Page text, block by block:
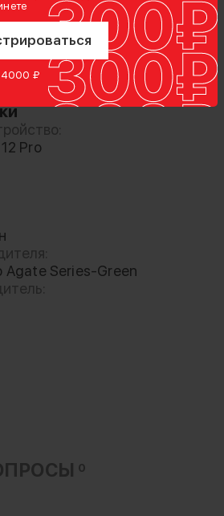
4000 ₽
из термополиуретана и
и камеры защищены
этом не ограничен доступ
Показать полностью
Pro
Agate Series-Green
0